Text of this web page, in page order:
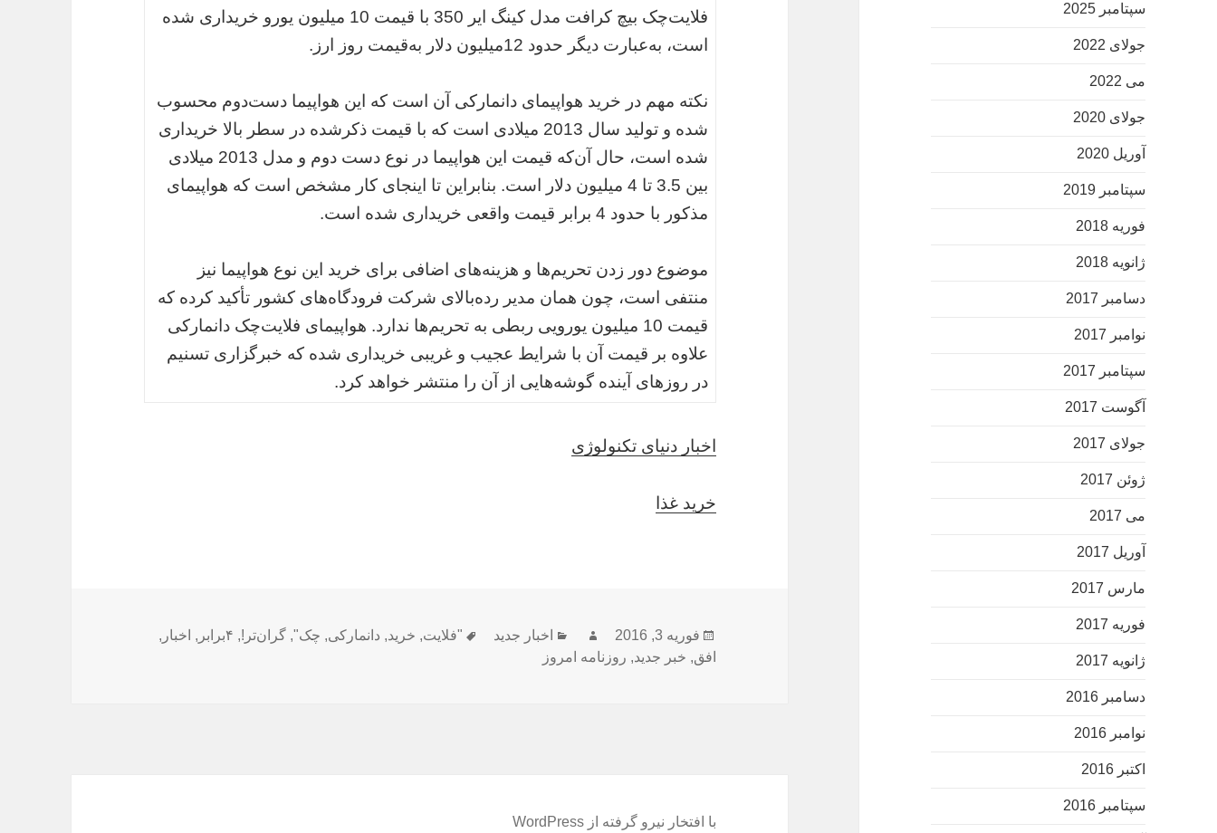
سپتامبر 2025
جولای 2022
می 2022
جولای 2020
آوریل 2020
سپتامبر 2019
فوریه 2018
ژانویه 2018
دسامبر 2017
نوامبر 2017
سپتامبر 2017
آگوست 2017
جولای 2017
ژوئن 2017
می 2017
آوریل 2017
مارس 2017
فوریه 2017
ژانویه 2017
دسامبر 2016
نوامبر 2016
اکتبر 2016
سپتامبر 2016
فلایت‌چک بیچ کرافت مدل کینگ ایر 350 با قیمت 10 میلیون یورو خریداری شده
است، به‌عبارت دیگر حدود 12میلیون دلار به‌قیمت روز ارز.
نکته مهم در خرید هواپیمای دانمارکی آن است که این هواپیما دست‌دوم محسوب
شده و تولید سال 2013 میلادی است که با قیمت ذکرشده در سطر بالا خریداری
شده است، حال آن‌که قیمت این هواپیما در نوع دست دوم و مدل 2013 میلادی
بین 3.5 تا 4 میلیون دلار است. بنابراین تا اینجای کار مشخص است که هواپیمای
مذکور با حدود 4 برابر قیمت واقعی خریداری شده است.
موضوع دور زدن تحریم‌ها و هزینه‌های اضافی برای خرید این نوع هواپیما نیز
منتفی است، چون همان مدیر رده‌بالای شرکت فرودگاه‌های کشور تأکید کرده که
قیمت 10 میلیون یورویی ربطی به تحریم‌ها ندارد. هواپیمای فلایت‌چک دانمارکی
علاوه بر قیمت آن با شرایط عجیب و غریبی خریداری شده که خبرگزاری تسنیم
در روزهای آینده گوشه‌هایی از آن را منتشر خواهد کرد.
اخبار دنیای تکنولوژی
خرید غذا
ارسال
شده
فوریه 3, 2016 نویسندهدسته‌ها
اخبار جدید برچسب‌ها
"فلایت, خرید, دانمارکی, چک",گران‌تر!, ۴برابر , اخبار ,
افق, خبر جدید, روزنامه امروز
با افتخار نیرو گرفته از WordPress